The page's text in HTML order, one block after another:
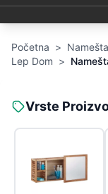
Početna >
Lep Dom >
Vrste